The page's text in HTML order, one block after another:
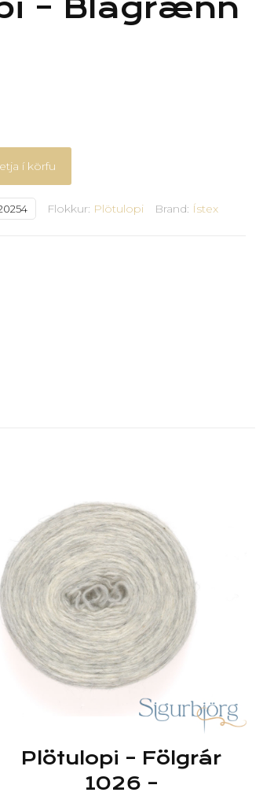
– Blágrænn
í körfu
Flokkur: Plötulopi Brand: Ístex
Plötulopi – Fölgrár
1026 –